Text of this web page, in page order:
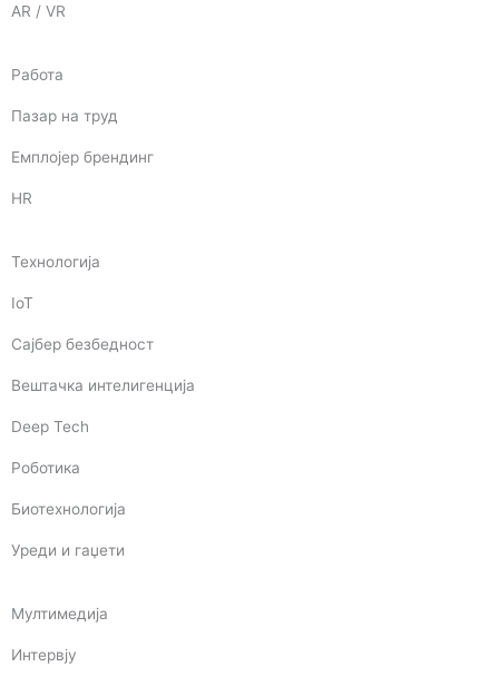
AR / VR
Работа
Пазар на труд
Емплојер брендинг
HR
Технологија
IoT
Сајбер безбедност
Вештачка интелигенција
Deep Tech
Роботика
Биотехнологија
Уреди и гаџети
Мултимедија
Интервју